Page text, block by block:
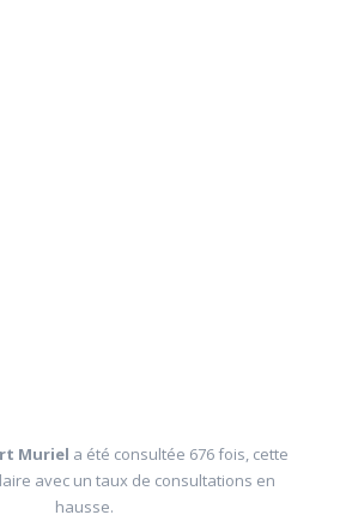
Muriel a été consultée 676 fois, cette
avec un taux de consultations en
hausse.